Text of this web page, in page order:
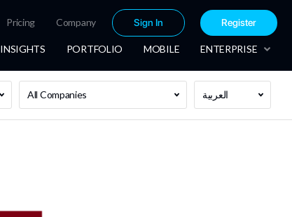
Pricing Company Sign In Register
INSIGHTS PORTFOLIO MOBILE ENTERPRISE
All Companies العربية